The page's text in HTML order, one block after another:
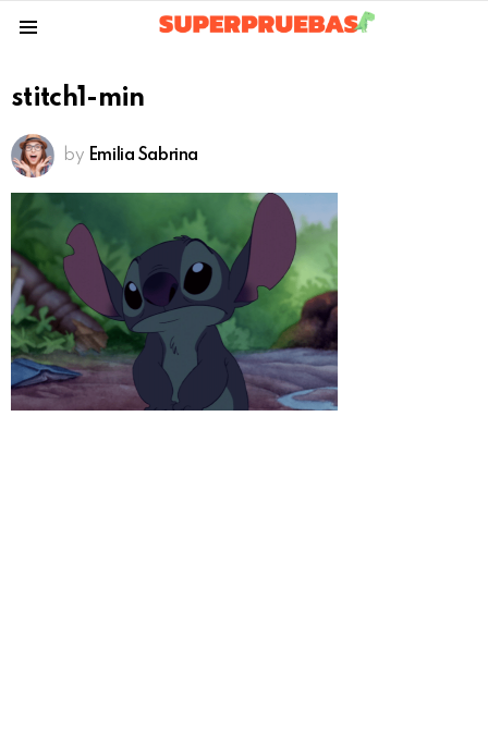
stitch1-min
by Emilia Sabrina